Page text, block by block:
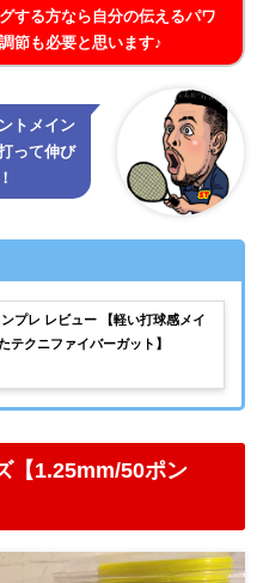
する方なら自分の伝えるパワ
節も必要と思います♪
トメイン
って伸び
プレ レビュー 【軽い打球感メイ
テクニファイバーガット】
【1.25mm/50ポン